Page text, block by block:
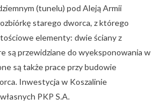
(tunelu) pod Aleją Armii
starego dworca, z którego
elementy: dwie ściany z
są przewidziane do wyeksponowania w
są także prace przy budowie
Inwestycja w Koszalinie
PKP S.A.